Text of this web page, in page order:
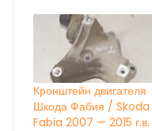
Кронштейн двигателя
Шкода Фабия / Skoda
Fabia 2007 — 2015 г.в.